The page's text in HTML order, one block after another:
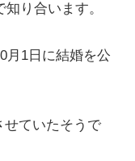
り合います。
月1日に結婚を公
せていたそうで